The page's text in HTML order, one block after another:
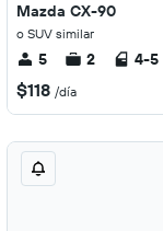
Mazda CX-90
o SUV similar
5 2 4-5
$118 /día